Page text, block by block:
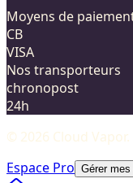
Moyens de
CB
VISA
Nos transporteurs
chronopost
24h
© 2026 Cloud Vapor
Espace Pro Gérer